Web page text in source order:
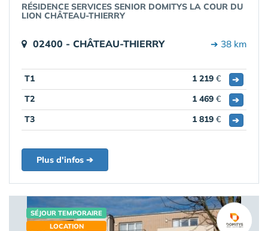
RÉSIDENCE SERVICES SENIOR DOMITYS LA COUR DU
LION CHÂTEAU-THIERRY
02400 - CHÂTEAU-THIERRY ➔ 38 km
T1 1 219 €
➔
T2
1 469 €
➔
T3
1 819 € ➔
Plus d'infos ➔
SÉJOUR TEMPORAIRE
LOCATION